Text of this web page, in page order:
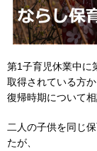
第1子育児休業中
取得されている方か
復帰時期について相
二人の子供を同じ
たが、